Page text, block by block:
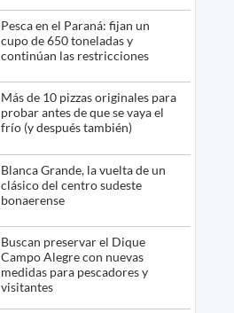
Pesca en el Paraná: fijan un
cupo de 650 toneladas y
continúan las restricciones
Más de 10 pizzas originales para
probar antes de que se vaya el
frío (y después también)
Blanca Grande, la vuelta de un
clásico del centro sudeste
bonaerense
Buscan preservar el Dique
Campo Alegre con nuevas
medidas para pescadores y
visitantes